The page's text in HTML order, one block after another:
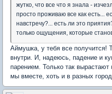
жутко, что все что я знала -
просто проживаю все как есть...
навстречу?... есть ли это
только ощущения, которые
Аймушка, у тебя все получится!
внутри. И, надеюсь, падение и
парением. Только так
мы вместе, хоть и в разных